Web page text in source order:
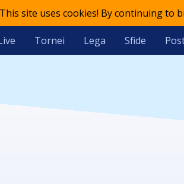
This site uses cookies! By continuing to
Tornei Lega Sfide